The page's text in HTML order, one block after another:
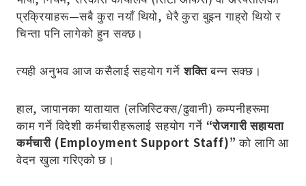
प्रक्रियाहरू—सबै कुरा नयाँ थियो, धेरै कुरा बुझ्न गाह्रो थियो र
चिन्ता पनि लागेको हुन सक्छ।
त्यही अनुभव आज कसैलाई सहयोग गर्नेशक्तिबन्न सक्छ।
हाल, जापानका यातायात (लजिस्टिक्स/ढुवानी) कम्पनीहरूमा
काम गर्ने विदेशी कर्मचारीहरूलाई सहयोग गर्ने “रोजगारी सहायता
कर्मचारी (Employment Support Staff)” को लागि आ
वेदन खुला गरिएको छ।